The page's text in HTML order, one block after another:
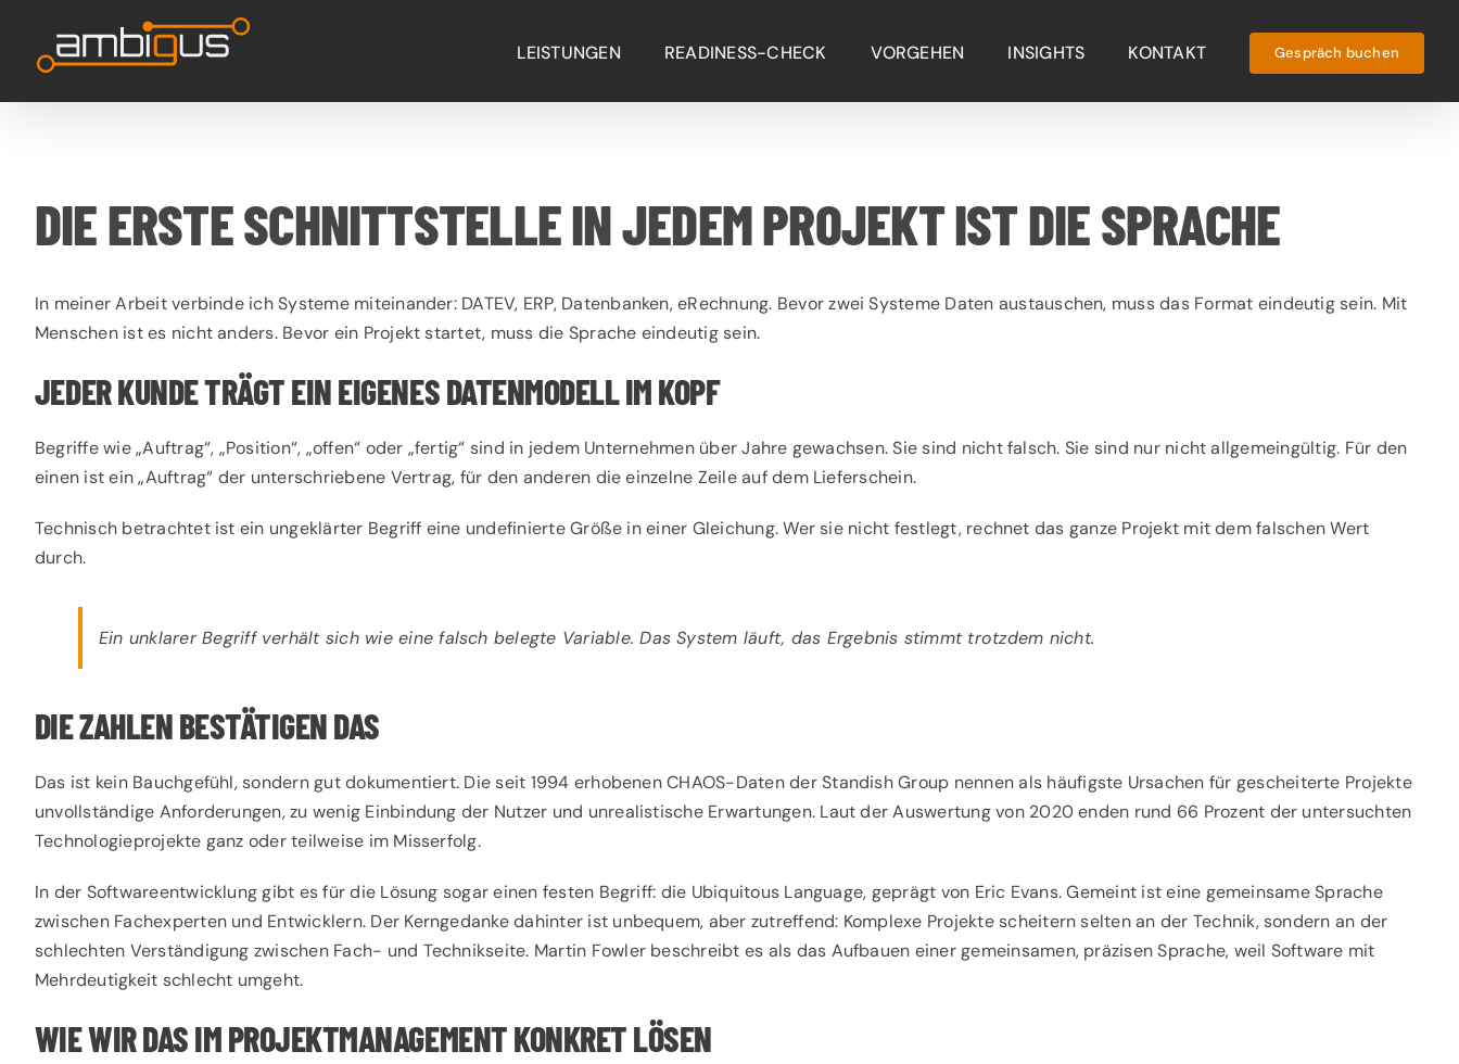
content
LEISTUNGEN READINESS-CHECK VORGEHEN INSIGHTS KONTAKT Gespräch buchen
DIE ERSTE SCHNITTSTELLE IN JEDEM PROJEKT IST DIE SPRACHE
In meiner Arbeit verbinde ich Systeme miteinander: DATEV, ERP, Datenbanken, eRechnung. Bevor zwei Systeme Daten austauschen, muss das Format eindeutig sein. Mit
Menschen ist es nicht anders. Bevor ein Projekt startet, muss die Sprache eindeutig sein.
JEDER KUNDE TRÄGT EIN EIGENES DATENMODELL IM KOPF
Begriffe wie „Auftrag“, „Position“, „offen“ oder „fertig“ sind in jedem Unternehmen über Jahre gewachsen. Sie sind nicht falsch. Sie sind nur nicht allgemeingültig. Für den
einen ist ein „Auftrag“ der unterschriebene Vertrag, für den anderen die einzelne Zeile auf dem Lieferschein.
Technisch betrachtet ist ein ungeklärter Begriff eine undefinierte Größe in einer Gleichung. Wer sie nicht festlegt, rechnet das ganze Projekt mit dem falschen Wert
durch.
Ein unklarer Begriff verhält sich wie eine falsch belegte Variable. Das System läuft, das Ergebnis stimmt trotzdem nicht.
DIE ZAHLEN BESTÄTIGEN DAS
Das ist kein Bauchgefühl, sondern gut dokumentiert. Die seit 1994 erhobenen CHAOS-Daten derStandish Group nennen als häufigste Ursachen für gescheiterte Projekte
unvollständige Anforderungen, zu wenig Einbindung der Nutzer und unrealistische Erwartungen. Laut derAuswertung von 2020enden rund 66 Prozent der untersuchten
Technologieprojekte ganz oder teilweise im Misserfolg.
In der Softwareentwicklung gibt es für die Lösung sogar einen festen Begriff: die Ubiquitous Language, geprägt von Eric Evans. Gemeint ist eine gemeinsame Sprache
zwischen Fachexperten und Entwicklern. Der Kerngedanke dahinter ist unbequem, aber zutreffend: Komplexe Projekte scheitern selten an der Technik, sondern an der
schlechten Verständigung zwischen Fach- und Technikseite. Martin Fowler beschreibt es als das Aufbauen einer gemeinsamen, präzisen Sprache, weil Software mit
Mehrdeutigkeit schlecht umgeht.
WIE WIR DAS IM PROJEKTMANAGEMENT KONKRET LÖSEN